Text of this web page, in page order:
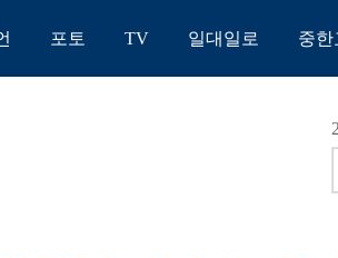
포토 TV 일대일로 중한